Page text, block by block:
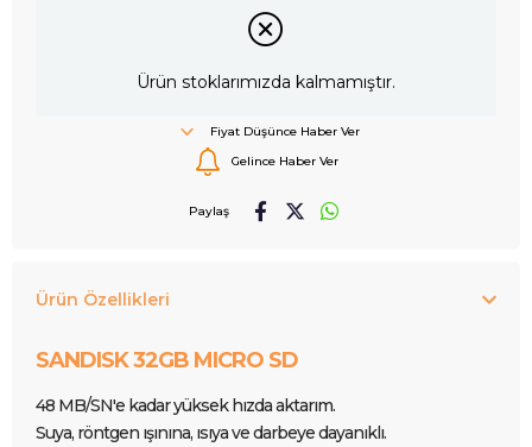
Ürün stoklarımızda kalmamıştır.
Fiyat Düşünce Haber Ver
Gelince Haber Ver
Paylaş
Ürün Özellikleri
SANDISK 32GB MICRO SD
48 MB/SN'e kadar yüksek hızda aktarım.
Suya, röntgen ışınına, ısıya ve darbeye dayanıklı.